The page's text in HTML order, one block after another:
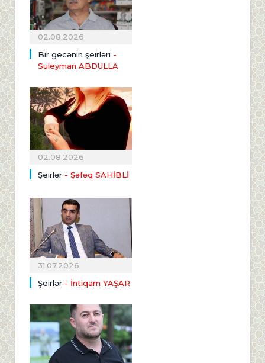
02.08.2026
Bir gecənin şeirləri -
Süleyman ABDULLA
02.08.2026
Şeirlər - Şəfəq SAHİBLİ
31.07.2026
Şeirlər - İntiqam YAŞAR